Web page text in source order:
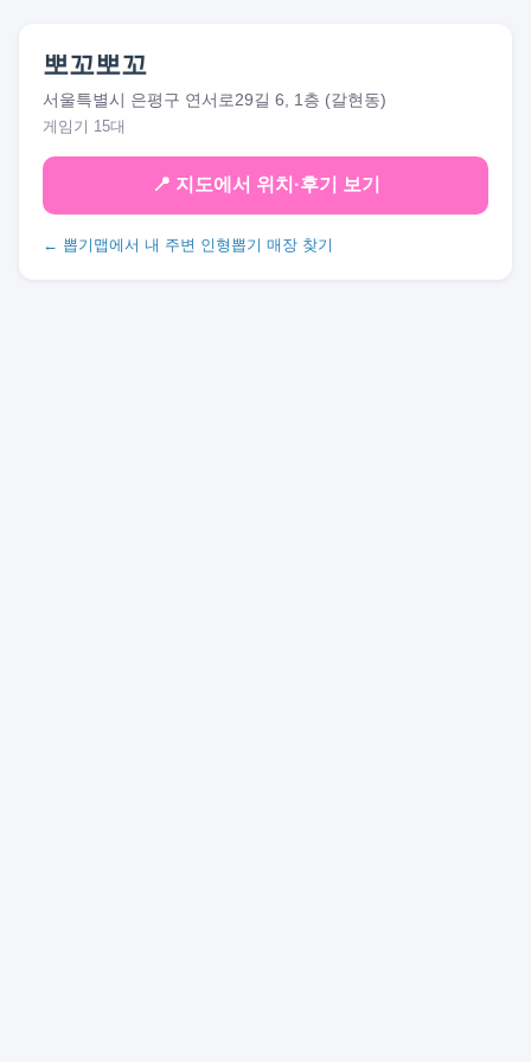
뽀꼬뽀꼬
서울특별시 은평구 연서로29길 6, 1층 (갈현동)
게임기 15대
📍 지도에서 위치·후기 보기
← 뽑기맵에서 내 주변 인형뽑기 매장 찾기